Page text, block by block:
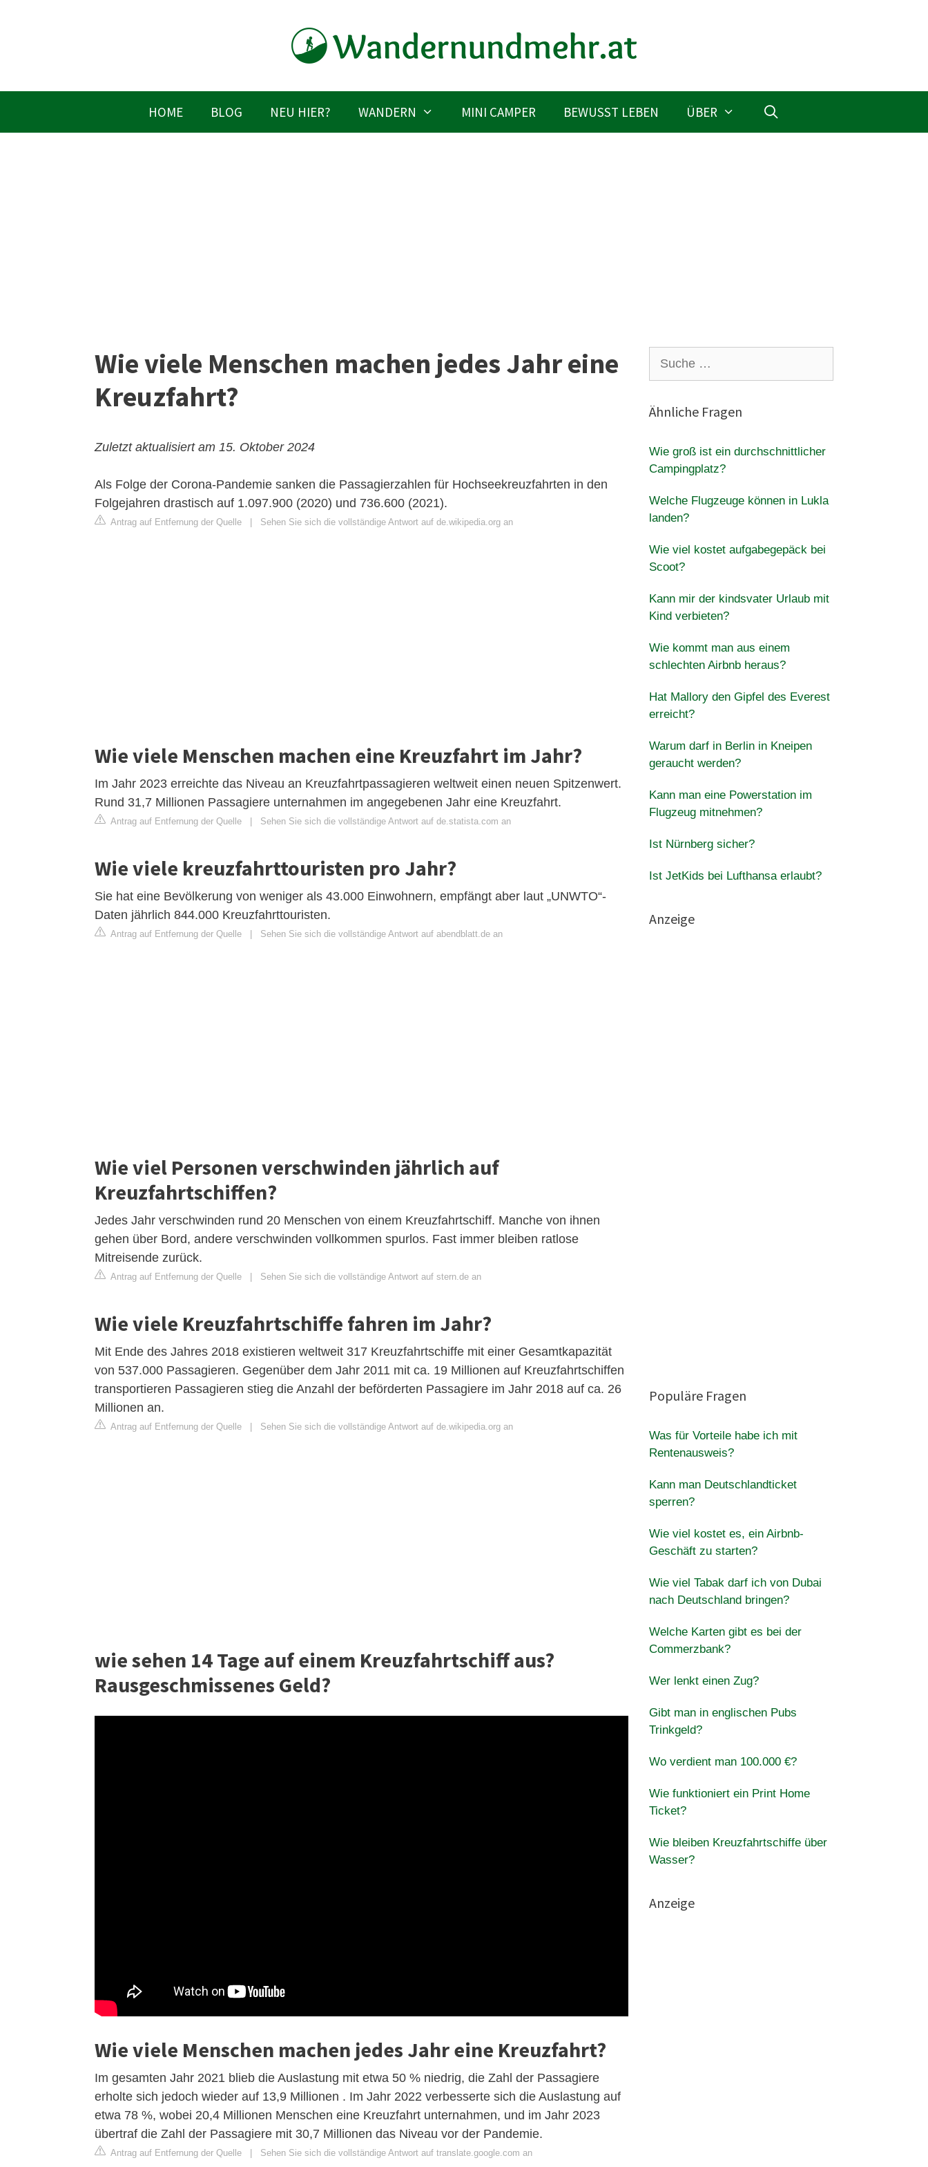
HOME BLOG NEU HIER? WANDERN MINI CAMPER BEWUSST LEBEN ÜBER
Wie viele Menschen machen jedes Jahr eine
Kreuzfahrt?
Zuletzt aktualisiert am 15. Oktober 2024
Als Folge der Corona-Pandemie sanken die Passagierzahlen für Hochseekreuzfahrten in den
Folgejahren drastisch auf 1.097.900 (2020) und 736.600 (2021).
Antrag auf Entfernung der Quelle Sehen Sie sich die vollständige Antwort auf de.wikipedia.org an
Wie viele Menschen machen eine Kreuzfahrt im Jahr?
Im Jahr 2023 erreichte das Niveau an Kreuzfahrtpassagieren weltweit einen neuen Spitzenwert.
Rund 31,7 Millionen Passagiere unternahmen im angegebenen Jahr eine Kreuzfahrt.
Antrag auf Entfernung der Quelle Sehen Sie sich die vollständige Antwort auf de.statista.com an
Wie viele kreuzfahrttouristen pro Jahr?
Sie hat eine Bevölkerung von weniger als 43.000 Einwohnern, empfängt aber laut „UNWTO“-
Daten jährlich 844.000 Kreuzfahrttouristen.
Antrag auf Entfernung der Quelle Sehen Sie sich die vollständige Antwort auf abendblatt.de an
Wie viel Personen verschwinden jährlich auf
Kreuzfahrtschiffen?
Jedes Jahr verschwinden rund 20 Menschen von einem Kreuzfahrtschiff. Manche von ihnen
gehen über Bord, andere verschwinden vollkommen spurlos. Fast immer bleiben ratlose
Mitreisende zurück.
Antrag auf Entfernung der Quelle Sehen Sie sich die vollständige Antwort auf stern.de an
Wie viele Kreuzfahrtschiffe fahren im Jahr?
Mit Ende des Jahres 2018 existieren weltweit 317 Kreuzfahrtschiffe mit einer Gesamtkapazität
von 537.000 Passagieren. Gegenüber dem Jahr 2011 mit ca. 19 Millionen auf Kreuzfahrtschiffen
transportieren Passagieren stieg die Anzahl der beförderten Passagiere im Jahr 2018 auf ca. 26
Millionen an.
Antrag auf Entfernung der Quelle Sehen Sie sich die vollständige Antwort auf de.wikipedia.org an
wie sehen 14 Tage auf einem Kreuzfahrtschiff aus?
Rausgeschmissenes Geld?
Wie viele Menschen machen jedes Jahr eine Kreuzfahrt?
Im gesamten Jahr 2021 blieb die Auslastung mit etwa 50 % niedrig, die Zahl der Passagiere
erholte sich jedoch wieder auf 13,9 Millionen . Im Jahr 2022 verbesserte sich die Auslastung auf
etwa 78 %, wobei 20,4 Millionen Menschen eine Kreuzfahrt unternahmen, und im Jahr 2023
übertraf die Zahl der Passagiere mit 30,7 Millionen das Niveau vor der Pandemie.
Antrag auf Entfernung der Quelle | Sehen Sie sich die vollständige Antwort auf translate.google.com an
nach:
Ähnliche Fragen
Wie groß ist ein durchschnittlicher
Campingplatz?
Welche Flugzeuge können in Lukla
landen?
Wie viel kostet aufgabegepäck bei
Scoot?
Kann mir der kindsvater Urlaub mit
Kind verbieten?
Wie kommt man aus einem
schlechten Airbnb heraus?
Hat Mallory den Gipfel des Everest
erreicht?
Warum darf in Berlin in Kneipen
geraucht werden?
Kann man eine Powerstation im
Flugzeug mitnehmen?
Ist Nürnberg sicher?
Ist JetKids bei Lufthansa erlaubt?
Anzeige
Populäre Fragen
Was für Vorteile habe ich mit
Rentenausweis?
Kann man Deutschlandticket
sperren?
Wie viel kostet es, ein Airbnb-
Geschäft zu starten?
Wie viel Tabak darf ich von Dubai
nach Deutschland bringen?
Welche Karten gibt es bei der
Commerzbank?
Wer lenkt einen Zug?
Gibt man in englischen Pubs
Trinkgeld?
Wo verdient man 100.000 €?
Wie funktioniert ein Print Home
Ticket?
Wie bleiben Kreuzfahrtschiffe über
Wasser?
Anzeige